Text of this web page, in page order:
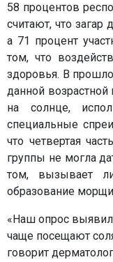
58 процентов
считают, что загар
а 71 процент
том, что
здоровья. В
данной возрастной
на солнце,
специальные
что четвертая
группы не могла
том, вызывает
образование
«Наш опрос выявил,
чаще посещают
говорит